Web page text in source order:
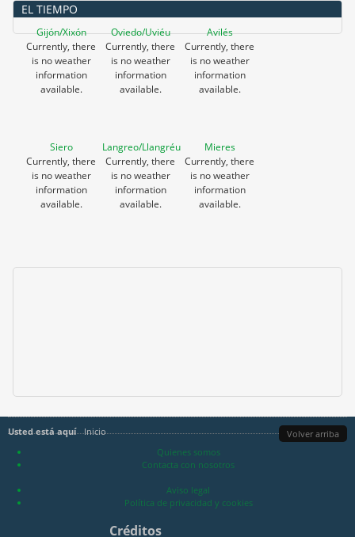
EL TIEMPO
Gijón/Xixón
Currently, there
is no weather
information
available.
Oviedo/Uviéu
Currently, there
is no weather
information
available.
Avilés
Currently, there
is no weather
information
available.
Siero
Currently, there
is no weather
information
available.
Langreo/Llangréu
Currently, there
is no weather
information
available.
Mieres
Currently, there
is no weather
information
available.
Usted está aquí Inicio
Volver arriba
Quienes somos
Contacta con nosotros
Aviso legal
Política de privacidad y cookies
Créditos